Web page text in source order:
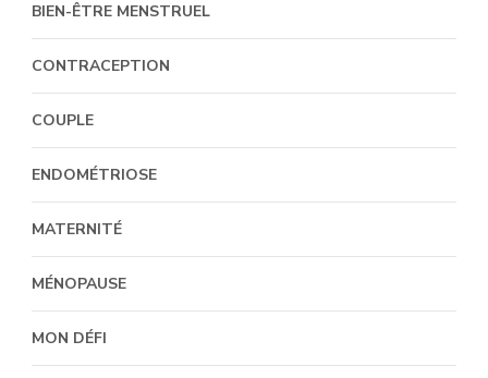
BIEN-ÊTRE MENSTRUEL
CONTRACEPTION
COUPLE
ENDOMÉTRIOSE
MATERNITÉ
MÉNOPAUSE
MON DÉFI